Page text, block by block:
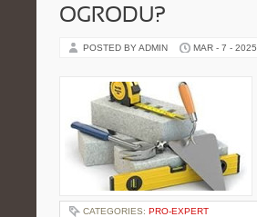
OGRODU?
POSTED BY ADMIN MAR - 7 - 2025
CATEGORIES: PRO-EXPERT